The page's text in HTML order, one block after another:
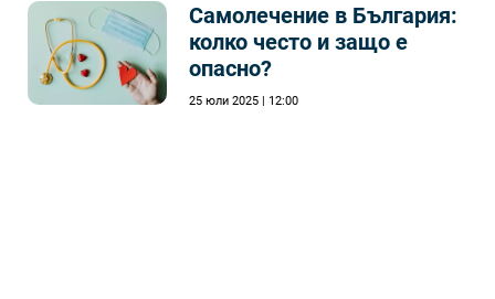
Самолечeние в България:
колко често и защо е
опасно?
25 юли 2025 | 12:00